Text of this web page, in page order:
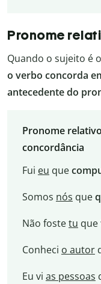
Pronome
Quando o sujeito é o
o verbo concorda
antecedente do
Pronome
concordância
Fui eu que
Somos nós que
Não fostetu que
Conheci o autor
Eu vi as pessoas